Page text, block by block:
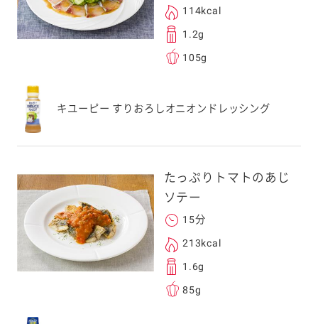
ォンのカメラ
るとアクセス
スマートフォン
メールをお送りい
のメールアドレス
」を受信を許可
ドメイン指定受信
します。
レスは、本サービ
。当社はこの情報
ことはございませ
114kcal
1.2g
105g
キユーピー すりおろしオニオンドレッシング
たっぷりトマトのあじ
ソテー
15分
213kcal
1.6g
85g